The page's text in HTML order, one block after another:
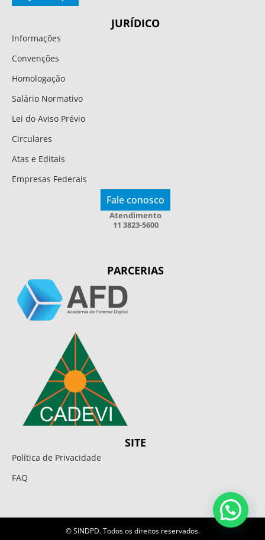
JURÍDICO
Informações
Convenções
Homologação
Salário Normativo
Lei do Aviso Prévio
Circulares
Atas e Editais
Empresas Federais
Fale conosco
Atendimento
11 3823-5600
PARCERIAS
SITE
Política de Privacidade
FAQ
© SINDPD. Todos os direitos reservados.